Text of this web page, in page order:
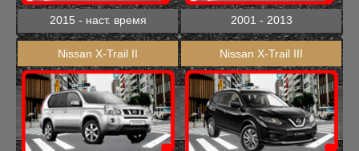
2015 - наст. время 2001 - 2013
Nissan X-Trail II Nissan X-Trail III